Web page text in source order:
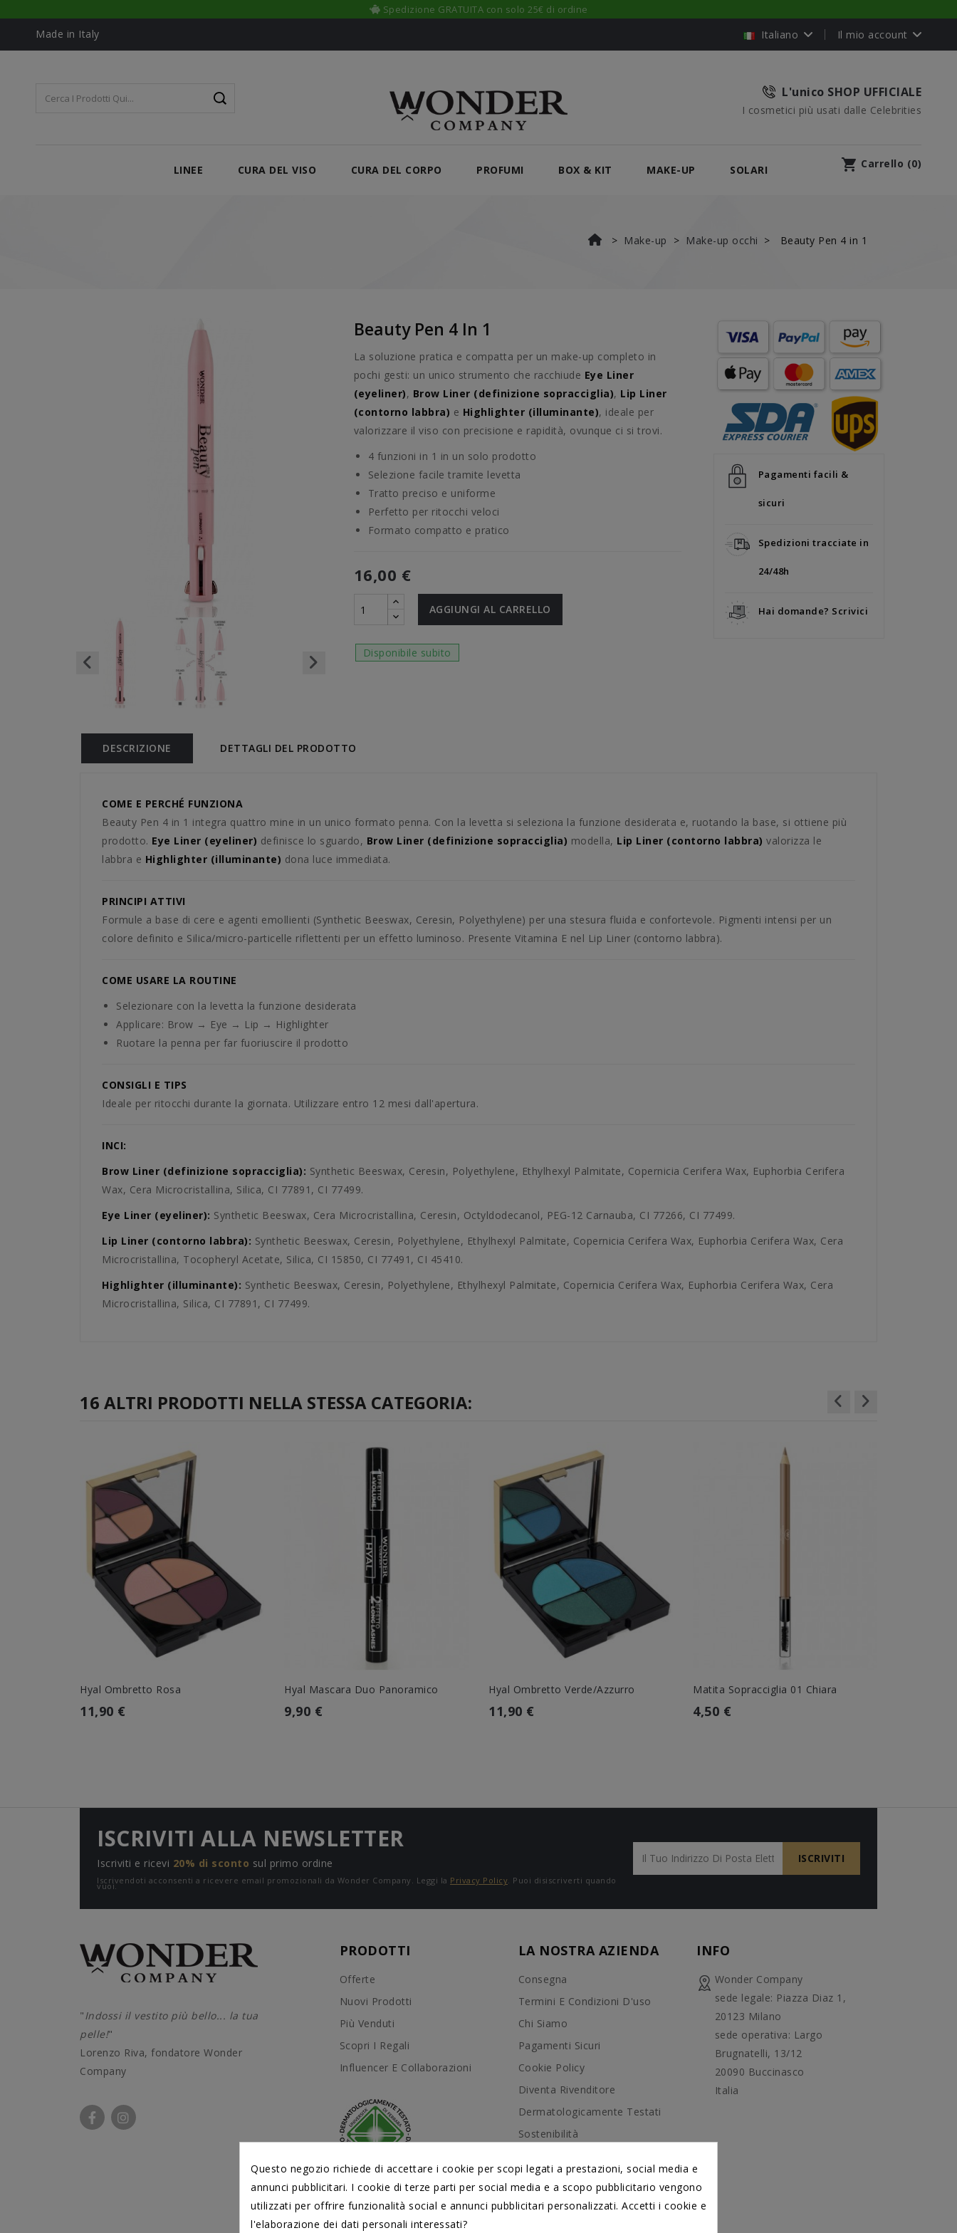
Sempre un prodotto in REGALO a scelta
Made in Italy Italiano Il mio account
L'unico SHOP UFFICIALE
I cosmetici più usati dalle Celebrities
LINEE CURA DEL VISO CURA DEL CORPO PROFUMI BOX & KIT MAKE-UP SOLARI shopping_cart Carrello (0)
Make-up Make-up occhi Beauty Pen 4 in 1
Beauty Pen 4 In 1
La soluzione pratica e compatta per un make-up completo in
pochi gesti: un unico strumento che racchiude Eye Liner
(eyeliner), Brow Liner (definizione sopracciglia), Lip Liner
(contorno labbra) e Highlighter (illuminante), ideale per
valorizzare il viso con precisione e rapidità, ovunque ci si trovi.
4 funzioni in 1 in un solo prodotto
Selezione facile tramite levetta
Tratto preciso e uniforme
Perfetto per ritocchi veloci
Formato compatto e pratico
16,00 €
AGGIUNGI AL CARRELLO
Disponibile subito
Pagamenti facili &
sicuri
Spedizioni tracciate in
24/48h
Hai domande? Scrivici
DESCRIZIONE DETTAGLI DEL PRODOTTO
COME E PERCHÉ FUNZIONA
Beauty Pen 4 in 1 integra quattro mine in un unico formato penna. Con la levetta si seleziona la funzione desiderata e, ruotando la base, si ottiene più
prodotto. Eye Liner (eyeliner) definisce lo sguardo, Brow Liner (definizione sopracciglia) modella, Lip Liner (contorno labbra) valorizza le
labbra e Highlighter (illuminante) dona luce immediata.
PRINCIPI ATTIVI
Formule a base di cere e agenti emollienti (Synthetic Beeswax, Ceresin, Polyethylene) per una stesura fluida e confortevole. Pigmenti intensi per un
colore definito e Silica/micro-particelle riflettenti per un effetto luminoso. Presente Vitamina E nel Lip Liner (contorno labbra).
COME USARE LA ROUTINE
Selezionare con la levetta la funzione desiderata
Applicare: Brow → Eye → Lip → Highlighter
Ruotare la penna per far fuoriuscire il prodotto
CONSIGLI E TIPS
Ideale per ritocchi durante la giornata. Utilizzare entro 12 mesi dall'apertura.
INCI:
Brow Liner (definizione sopracciglia): Synthetic Beeswax, Ceresin, Polyethylene, Ethylhexyl Palmitate, Copernicia Cerifera Wax, Euphorbia Cerifera
Wax, Cera Microcristallina, Silica, CI 77891, CI 77499.
Eye Liner (eyeliner): Synthetic Beeswax, Cera Microcristallina, Ceresin, Octyldodecanol, PEG-12 Carnauba, CI 77266, CI 77499.
Lip Liner (contorno labbra): Synthetic Beeswax, Ceresin, Polyethylene, Ethylhexyl Palmitate, Copernicia Cerifera Wax, Euphorbia Cerifera Wax, Cera
Microcristallina, Tocopheryl Acetate, Silica, CI 15850, CI 77491, CI 45410.
Highlighter (illuminante): Synthetic Beeswax, Ceresin, Polyethylene, Ethylhexyl Palmitate, Copernicia Cerifera Wax, Euphorbia Cerifera Wax, Cera
Microcristallina, Silica, CI 77891, CI 77499.
16 ALTRI PRODOTTI NELLA STESSA CATEGORIA:
Hyal Ombretto Rosa
11,90 €
Hyal Mascara Duo Panoramico
9,90 €
Hyal Ombretto Verde/Azzurro
11,90 €
Matita Sopracciglia 01 Chiara
4,50 €
ISCRIVITI ALLA NEWSLETTER
Iscriviti e ricevi 20% di sconto sul primo ordine
Iscrivendoti acconsenti a ricevere email promozionali da Wonder Company. Leggi la Privacy Policy . Puoi disiscriverti quando
vuoi.
"Indossi il vestito più bello... la tua
pelle!"
Lorenzo Riva, fondatore Wonder
Company
PRODOTTI
Offerte
Nuovi Prodotti
Più Venduti
Scopri I Regali
Influencer E Collaborazioni
DERMATOLOGICAMENTE
TESTATI
dal Centro di Cosmetologia
LA NOSTRA AZIENDA
Consegna
Termini E Condizioni D'uso
Chi Siamo
Pagamenti Sicuri
Cookie Policy
Diventa Rivenditore
Dermatologicamente Testati
Sostenibilità
Conformità
Contattaci
INFO
Wonder Company
sede legale: Piazza Diaz 1,
20123 Milano
sede operativa: Largo
Brugnatelli, 13/12
20090 Buccinasco
Italia
Questo negozio richiede di accettare i cookie per scopi legati a prestazioni, social media e
annunci pubblicitari. I cookie di terze parti per social media e a scopo pubblicitario vengono
utilizzati per offrire funzionalità social e annunci pubblicitari personalizzati. Accetti i cookie e
l'elaborazione dei dati personali interessati?